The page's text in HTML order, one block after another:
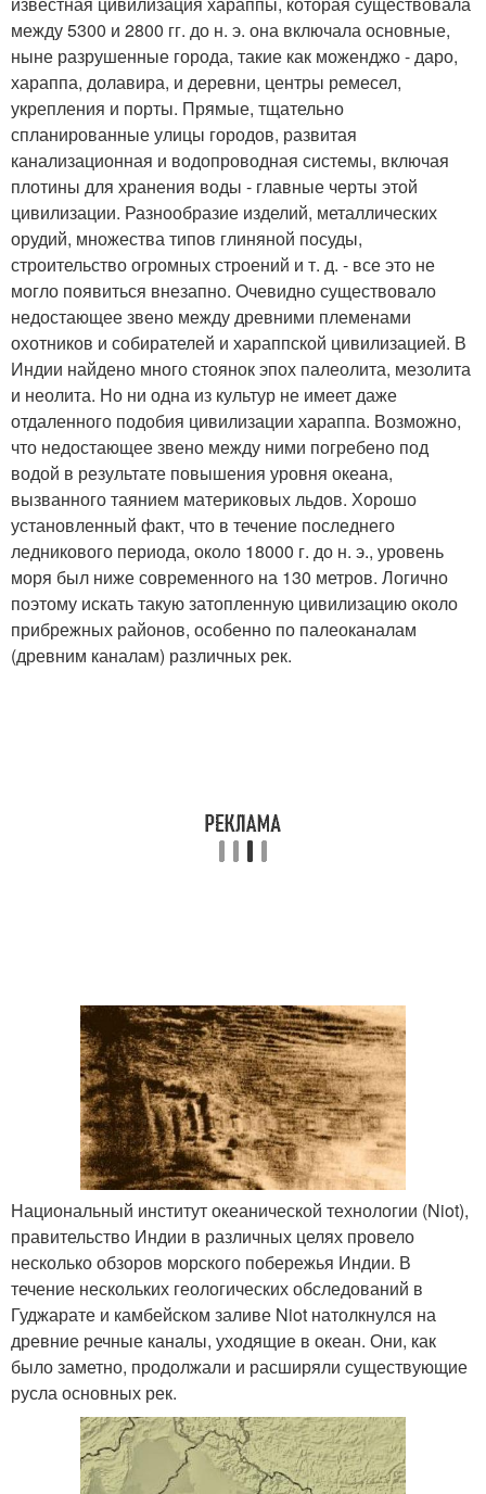
между 5300 и 2800 гг. до н. э. она включала основные,
ныне разрушенные города, такие как моженджо - даро,
хараппа, долавира, и деревни, центры ремесел,
укрепления и порты. Прямые, тщательно
спланированные улицы городов, развитая
канализационная и водопроводная системы, включая
плотины для хранения воды - главные черты этой
цивилизации. Разнообразие изделий, металлических
орудий, множества типов глиняной посуды,
строительство огромных строений и т. д. - все это не
могло появиться внезапно. Очевидно существовало
недостающее звено между древними племенами
охотников и собирателей и хараппской цивилизацией. В
Индии найдено много стоянок эпох палеолита, мезолита
и неолита. Но ни одна из культур не имеет даже
отдаленного подобия цивилизации хараппа. Возможно,
что недостающее звено между ними погребено под
водой в результате повышения уровня океана,
вызванного таянием материковых льдов. Хорошо
установленный факт, что в течение последнего
ледникового периода, около 18000 г. до н. э., уровень
моря был ниже современного на 130 метров. Логично
поэтому искать такую затопленную цивилизацию около
прибрежных районов, особенно по палеоканалам
(древним каналам) различных рек.
Национальный институт океанической технологии (Niot),
правительство Индии в различных целях провело
несколько обзоров морского побережья Индии. В
течение нескольких геологических обследований в
Гуджарате и камбейском заливе Niot натолкнулся на
древние речные каналы, уходящие в океан. Они, как
было заметно, продолжали и расширяли существующие
русла основных рек.